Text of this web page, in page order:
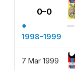
0–0
●
—
1998-1999
7 Mar 1999